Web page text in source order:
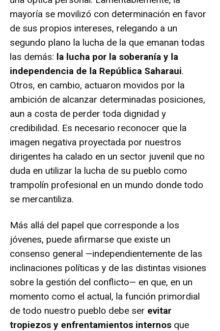
mayoría se movilizó con determinación en favor
de sus propios intereses, relegando a un
segundo plano la lucha de la que emanan todas
las demás: la lucha por la soberanía y la
independencia de la República Saharaui.
Otros, en cambio, actuaron movidos por la
ambición de alcanzar determinadas posiciones,
aun a costa de perder toda dignidad y
credibilidad. Es necesario reconocer que la
imagen negativa proyectada por nuestros
dirigentes ha calado en un sector juvenil que no
duda en utilizar la lucha de su pueblo como
trampolín profesional en un mundo donde todo
se mercantiliza.
Más allá del papel que corresponde a los
jóvenes, puede afirmarse que existe un
consenso general —independientemente de las
inclinaciones políticas y de las distintas visiones
sobre la gestión del conflicto— en que, en un
momento como el actual, la función primordial
de todo nuestro pueblo debe ser evitar
tropiezos y enfrentamientos internos que